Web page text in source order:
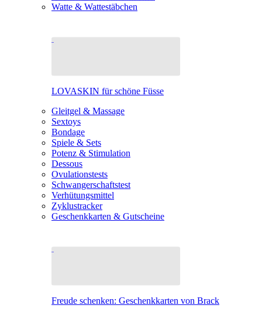
Watte & Wattestäbchen
LOVASKIN für schöne Füsse
Gleitgel & Massage
Sextoys
Bondage
Spiele & Sets
Potenz & Stimulation
Dessous
Ovulationstests
Schwangerschaftstest
Verhütungsmittel
Zyklustracker
Geschenkkarten & Gutscheine
Freude schenken: Geschenkkarten von Brack